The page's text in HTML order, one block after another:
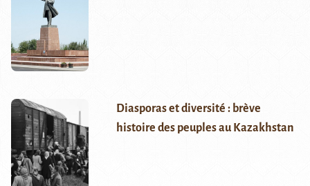
Diasporas et diversité : brève
histoire des peuples au Kazakhstan